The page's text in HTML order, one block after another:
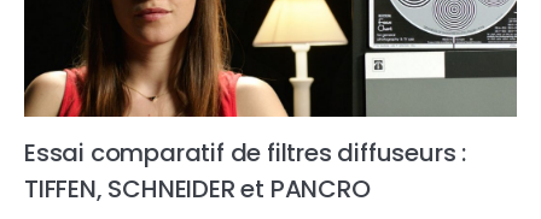
Essai comparatif de filtres diffuseurs :
TIFFEN, SCHNEIDER et PANCRO